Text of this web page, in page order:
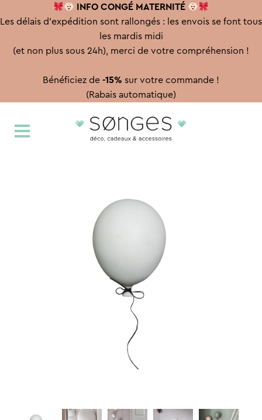
INFO CONGÉ MATERNITÉ
Les délais d'expédition sont rallongés : les envois se font tous
les mardis midi
(et non plus sous 24h), merci de votre compréhension !
Bénéficiez de -15% sur votre commande !
(Rabais automatique)
à
au